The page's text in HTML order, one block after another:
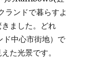
ランドで暮らすよ
ました。どれ
ド中心市街地）で
た光景です。